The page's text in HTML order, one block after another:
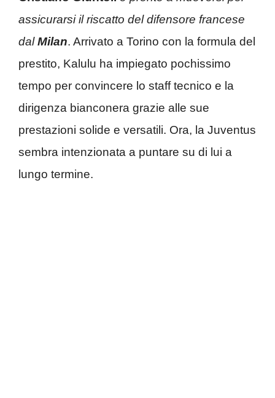
assicurarsi il riscatto del difensore francese
dalMilan. Arrivato a Torino con la formula del
prestito, Kalulu ha impiegato pochissimo
tempo per convincere lo staff tecnico e la
dirigenza bianconera grazie alle sue
prestazioni solide e versatili. Ora, la Juventus
sembra intenzionata a puntare su di lui a
lungo termine.